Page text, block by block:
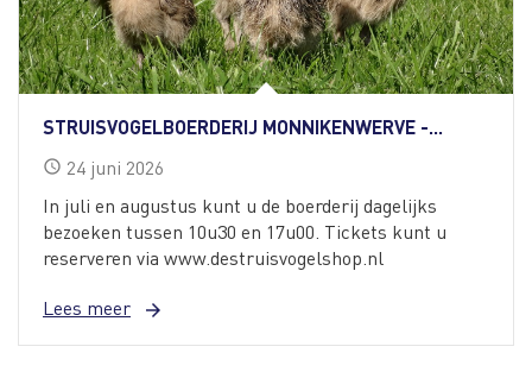
STRUISVOGELBOERDERIJ MONNIKENWERVE -...
schedule 24 juni 2026
In juli en augustus kunt u de boerderij dagelijks
bezoeken tussen 10u30 en 17u00. Tickets kunt u
reserveren via www.destruisvogelshop.nl
Lees meer
arrow_forward